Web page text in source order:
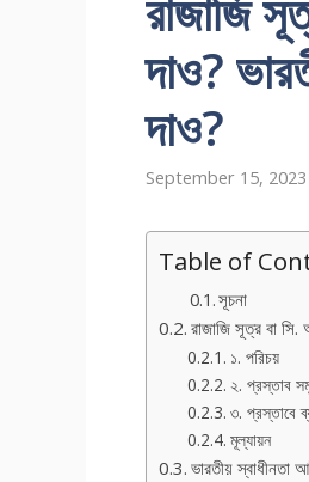
দাও?
দাও?
September 15, 2023
Table of
সূচনা
রাজাজি সূত্র বা সি.
১. পরিচয়
২. প্রস্তাব
৩. প্রস্তাবে
মূল্যায়ন
ভারতীয় স্বাধীনতা